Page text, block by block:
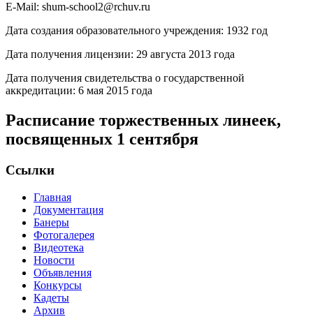
E-Mail: shum-school2@rchuv.ru
Дата создания образовательного учреждения: 1932 год
Дата получения лицензии: 29 августа 2013 года
Дата получения свидетельства о государственной
аккредитации: 6 мая 2015 года
Расписание торжественных линеек,
посвященных 1 сентября
Ссылки
Главная
Документация
Банеры
Фотогалерея
Видеотека
Новости
Объявления
Конкурсы
Кадеты
Архив